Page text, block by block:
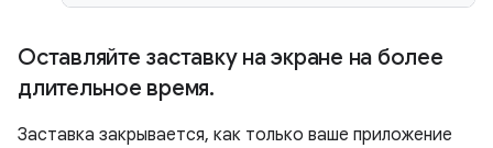
Оставляйте заставку на экране на более
длительное время.
Заставка закрывается, как только ваше приложение